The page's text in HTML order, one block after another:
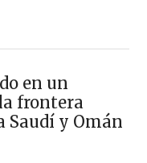
en un
frontera
Saudí y Omán